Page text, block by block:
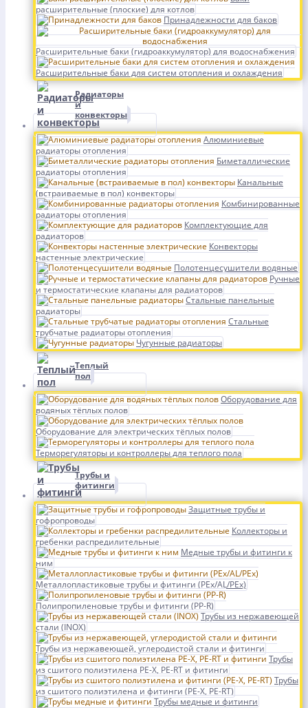
расширительные (плоские) для котлов
Принадлежности для баков
Расширительные баки (гидроаккумулятор) для водоснабжения
Расширительные баки для систем отопления и охлаждения
Радиаторы
и
конвекторы
Алюминиевые
радиаторы отопления
Биметаллические
радиаторы отопления
Канальные
(встраиваемые в пол) конвекторы
Комбинированные
радиаторы отопления
Комплектующие для
радиаторов
Конвекторы
настенные электрические
Полотенцесушители водяные
Ручные
и термостатические клапаны для радиаторов
Стальные панельные
радиаторы
Стальные
трубчатые радиаторы отопления
Чугунные радиаторы
Теплый
пол
Оборудование для
водяных тёплых полов
Оборудование для электрических тёплых полов
Терморегуляторы и контроллеры для теплого пола
Трубы и
фитинги
Защитные трубы и
гофропроводы
Коллекторы и
гребенки распредилительные
Медные трубы и фитинги к
ним
Металлопластиковые трубы и фитинги (PEx/AL/PEx)
Полипропиленовые трубы и фитинги (PP-R)
Трубы из нержавеющей
стали (INOX)
Трубы из нержавеющей, углеродистой стали и фитинги
Трубы
из сшитого полиэтилена PE-X, PE-RT и фитинги
Трубы
из сшитого полиэтилена и фитинги (PE-X, PE-RT)
Трубы медные и фитинги